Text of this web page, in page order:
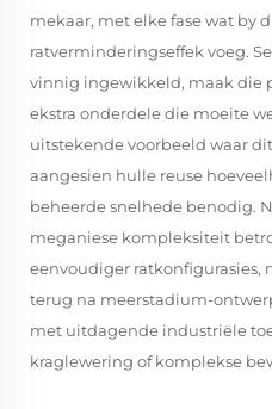
mekaar, met elke fase wat by
ratverminderingseffek voeg.
vinnig ingewikkeld, maak die
ekstra onderdele die moeite
uitstekende voorbeeld waar
aangesien hulle reuse
beheerde snelhede benodig.
meganiese kompleksiteit
eenvoudiger ratkonfigurasies,
terug na meerstadium-
met uitdagende industriële
kraglewering of komplekse